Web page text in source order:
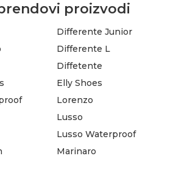
proizvodi
Differente Junior
Differente L
Diffetente
Elly Shoes
Lorenzo
Lusso
Lusso Waterproof
Marinaro